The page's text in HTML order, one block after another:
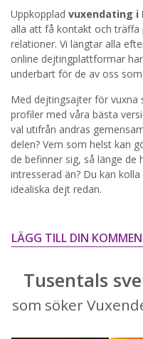
Genom att registrera
Sekretesspolicyn. Jag
reklam via e-post från
Uppkopplad vuxendating i
alla att få kontakt och träffa
relationer. Vi längtar alla
online dejtingplattformar
underbart för de av oss
Med dejtingsajter för vuxna
profiler med våra bästa
val utifrån andras
delen? Vem som helst kan
de befinner sig, så länge de
intresserad än? Du kan
idealiska dejt redan.
LÄGG TILL DIN
Tusentals
som söker